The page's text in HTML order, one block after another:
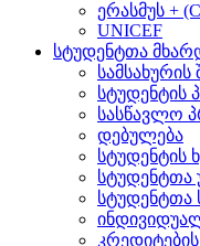
ერასმუს +
UNICEF
სტუდენტთა
სამსახურის
სტუდენტის
სასწავლო
დებულება
სტუდენტის
სტუდენტთა
სტუდენტთა